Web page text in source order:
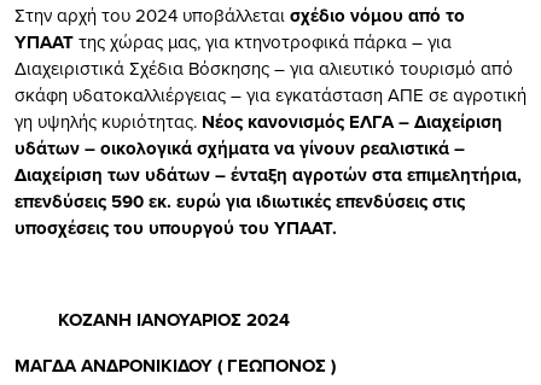
Στην αρχή του 2024 υποβάλλεταισχέδιο νόμου από το
ΥΠΑΑΤτης χώρας μας, για κτηνοτροφικά πάρκα – για
Διαχειριστικά Σχέδια Βόσκησης – για αλιευτικό τουρισμό από
σκάφη υδατοκαλλιέργειας – για εγκατάσταση ΑΠΕ σε αγροτική
γη υψηλής κυριότητας. Νέος κανονισμός ΕΛΓΑ – Διαχείριση
υδάτων – οικολογικά σχήματα να γίνουν ρεαλιστικά –
Διαχείριση των υδάτων – ένταξη αγροτών στα επιμελητήρια,
επενδύσεις 590 εκ. ευρώ για ιδιωτικές επενδύσεις στις
υποσχέσεις του υπουργού του ΥΠΑΑΤ.
ΚΟΖΑΝΗ ΙΑΝΟΥΑΡΙΟΣ 2024
ΜΑΓΔΑ ΑΝΔΡΟΝΙΚΙΔΟΥ ( ΓΕΩΠΟΝΟΣ )